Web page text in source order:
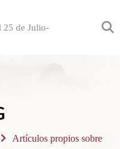
Artículos propios sobre